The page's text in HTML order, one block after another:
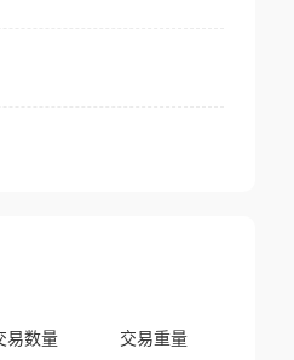
易数量 交易重量